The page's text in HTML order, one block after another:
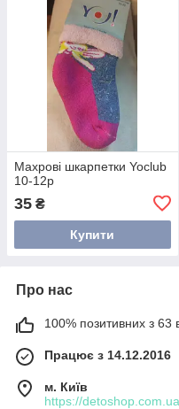
Махрові шкарпетки Yoclub
10-12р
35 ₴
Купити
Про нас
100% позитивних з 63
Працює з 14.12.2016
м. Київ
https://